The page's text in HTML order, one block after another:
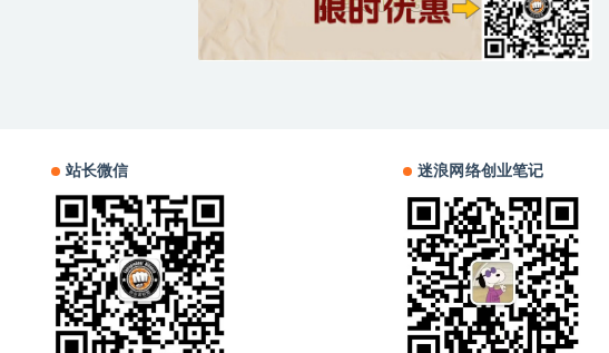
站长微信 迷浪网络创业笔记